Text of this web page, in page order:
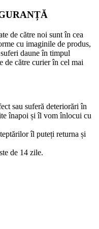
de către noi sunt în cea
cu imaginile de produs,
daune în timpul
de către curier în cel mai
sau suferă deteriorări în
înapoi și îl vom înlocui cu
îl puteți returna și
de 14 zile.